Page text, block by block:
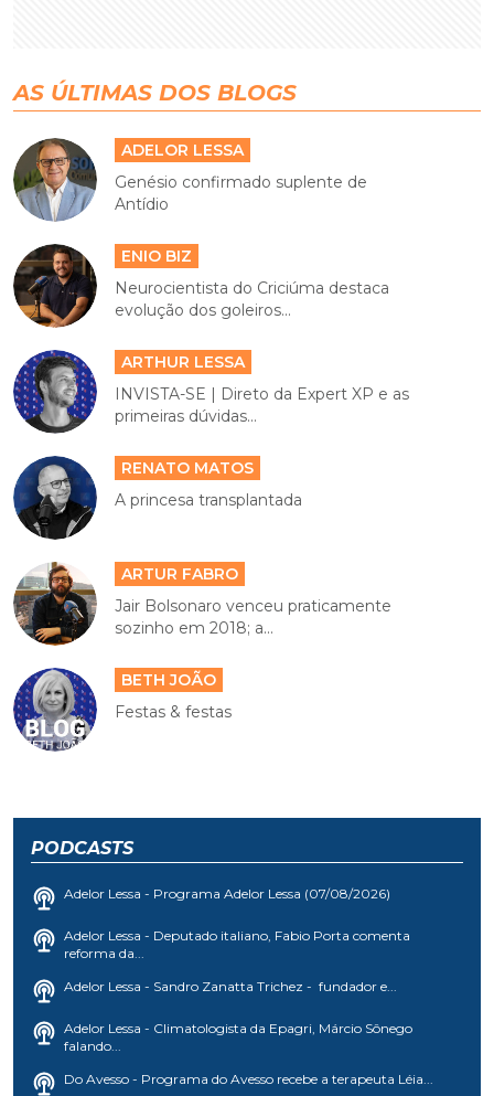
AS ÚLTIMAS DOS BLOGS
ADELOR LESSA
Genésio confirmado suplente de
Antídio
ENIO BIZ
Neurocientista do Criciúma destaca
evolução dos goleiros...
ARTHUR LESSA
INVISTA-SE | Direto da Expert XP e as
primeiras dúvidas...
RENATO MATOS
A princesa transplantada
ARTUR FABRO
Jair Bolsonaro venceu praticamente
sozinho em 2018; a...
BETH JOÃO
Festas & festas
PODCASTS
Adelor Lessa - Programa Adelor Lessa (07/08/2026)
Adelor Lessa - Deputado italiano, Fabio Porta comenta
reforma da...
Adelor Lessa - Sandro Zanatta Trichez - fundador e...
Adelor Lessa - Climatologista da Epagri, Márcio Sônego
falando...
Do Avesso - Programa do Avesso recebe a terapeuta Léia...